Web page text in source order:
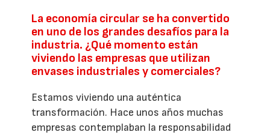
La economía circular se ha convertido
en uno de los grandes desafíos para la
industria. ¿Qué momento están
viviendo las empresas que utilizan
envases industriales y comerciales?
Estamos viviendo una auténtica
transformación. Hace unos años muchas
empresas contemplaban la responsabilidad